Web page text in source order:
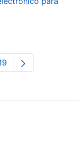
Pages Use
Orrialdea